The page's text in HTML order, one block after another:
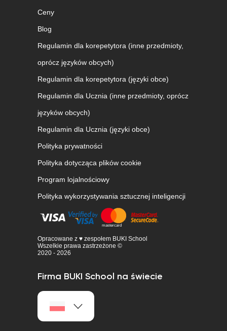
Ceny
Blog
Regulamin dla korepetytora (inne przedmioty,
oprócz języków obcych)
Regulamin dla korepetytora (języki obce)
Regulamin dla Ucznia (inne przedmioty, oprócz
języków obcych)
Regulamin dla Ucznia (języki obce)
Polityka prywatności
Polityka dotycząca plików cookie
Program lojalnościowy
Polityka wykorzystywania sztucznej inteligencji
Opracowane z ♥ zespołem BUKI School
Wszelkie prawa zastrzeżone ©
2020 - 2026
Firma BUKI School na świecie